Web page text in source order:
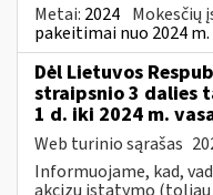
Metai: 2024 Mokesčių
pakeitimai nuo 2024 m.
Dėl Lietuvos
straipsnio 3 dalies
1 d. iki 2024 m.
Web turinio sąrašas
Informuojame, kad,
akcizų įstatymo (toliau